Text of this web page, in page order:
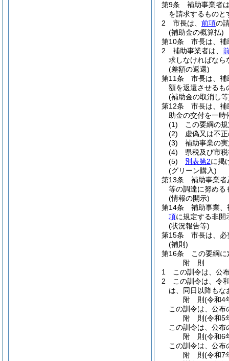
第9条
補助事業者
を請求するものと
2
市長は、 前項の
(補助金の概算払)
第10条
市長は、補
2
補助事業者は、
求しなければなら
(差額の返還)
第11条
市長は、補
額を返還させるも
(補助金の取消し
第12条
市長は、補
助金の交付を一時
(1)
この要綱の
(2)
虚偽又は不
(3)
補助事業の
(4)
県税及び市
(5)
別表第2に掲
(グリーン購入)
第13条
補助事業者
等の調達に努める
(情報の開示)
第14条
補助事業、
項に規定する非開
(状況報告等)
第15条
市長は、必
(補則)
第16条
この要綱
附 則
1
この訓令は、公
2
この訓令は、令
は、同日以降もな
附 則(令和4
この訓令は、公
附 則(令和5
この訓令は、公
附 則(令和6
この訓令は、公
附 則(令和7